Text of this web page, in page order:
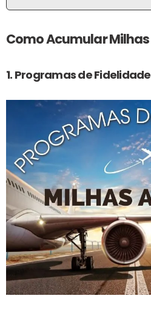
Como Acumular Milhas
1. Programas de Fidelidade